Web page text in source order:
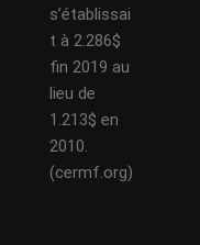
s’établissai
t à 2.286$
fin 2019 au
lieu de
1.213$ en
2010.
(cermf.org)